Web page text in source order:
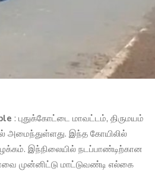
: புதுக்கோட்டை மாவட்டம், திருமயம்
அமைந்துள்ளது. இந்த கோயிலில்
இந்நிலையில் நடப்பாண்டிற்கான
முன்னிட்டு மாட்டுவண்டி எல்கை